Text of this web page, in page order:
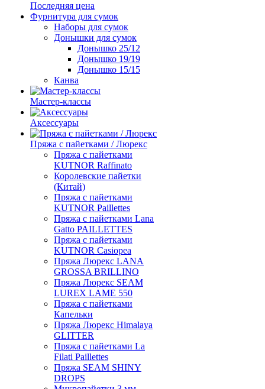
Последняя цена
Фурнитура для сумок
Наборы для сумок
Донышки для сумок
Донышко 25/12
Донышко 19/19
Донышко 15/15
Канва
Мастер-классы
Аксессуары
Пряжа с пайетками / Люрекс
Пряжа с пайетками
KUTNOR Raffinato
Королевские пайетки
(Китай)
Пряжа с пайетками
KUTNOR Paillettes
Пряжа с пайетками Lana
Gatto PAILLETTES
Пряжа с пайетками
KUTNOR Casiopea
Пряжа Люрекс LANA
GROSSA BRILLINO
Пряжа Люрекс SEAM
LUREX LAME 550
Пряжа с пайетками
Капельки
Пряжа Люрекс Himalaya
GLITTER
Пряжа с пайетками La
Filati Paillettes
Пряжа SEAM SHINY
DROPS